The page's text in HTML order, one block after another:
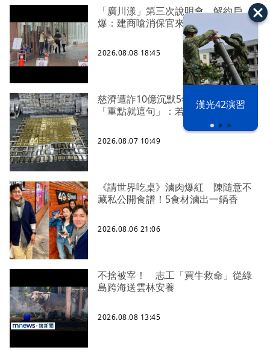
漢光42演習
「廣川漾」第三次說明會 解約戶
爆：建商嗆消保官來再說
2026.08.08 18:45
慈濟遭詐10億沉默5年 四叉貓看聲明
「重點就這句」：若判有罪錢還我
2026.08.07 10:49
《請世界吃桌》滷肉爆紅 陳隨意不
藏私公開食譜！5食材滷出一鍋香
2026.08.06 21:06
不捨被宰！ 志工「買牛救命」從綠
島跨海送雲林安養
2026.08.08 13:45